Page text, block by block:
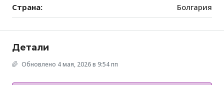
Страна: Болгария
Детали
Обновлено 4 мая, 2026 в 9:54 пп